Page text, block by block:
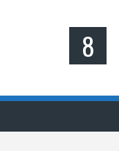
8